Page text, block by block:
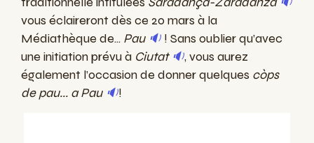
vous éclaireront dès ce 20 mars à la
Médiathèque de... Pau 🔉 ! Sans oublier qu’avec
une initiation prévu à Ciutat 🔉, vous aurez
également l’occasion de donner quelques còps
de pau... a Pau 🔉!